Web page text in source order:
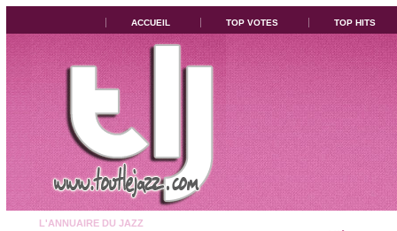
ACCUEIL TOP VOTES TOP HITS
L'ANNUAIRE DU JAZZ